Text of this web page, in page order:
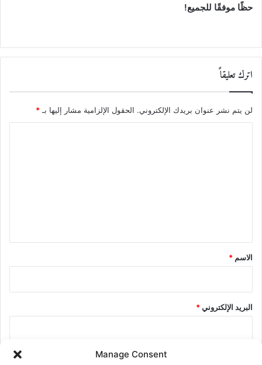
Manage Consent
حظًا موفقًا للجميع!
اترك تعليقاً
لن يتم نشر عنوان بريدك الإلكتروني. الحقول الإلزامية مشار إليها بـ *
*
الاسم *
البريد الإلكتروني*